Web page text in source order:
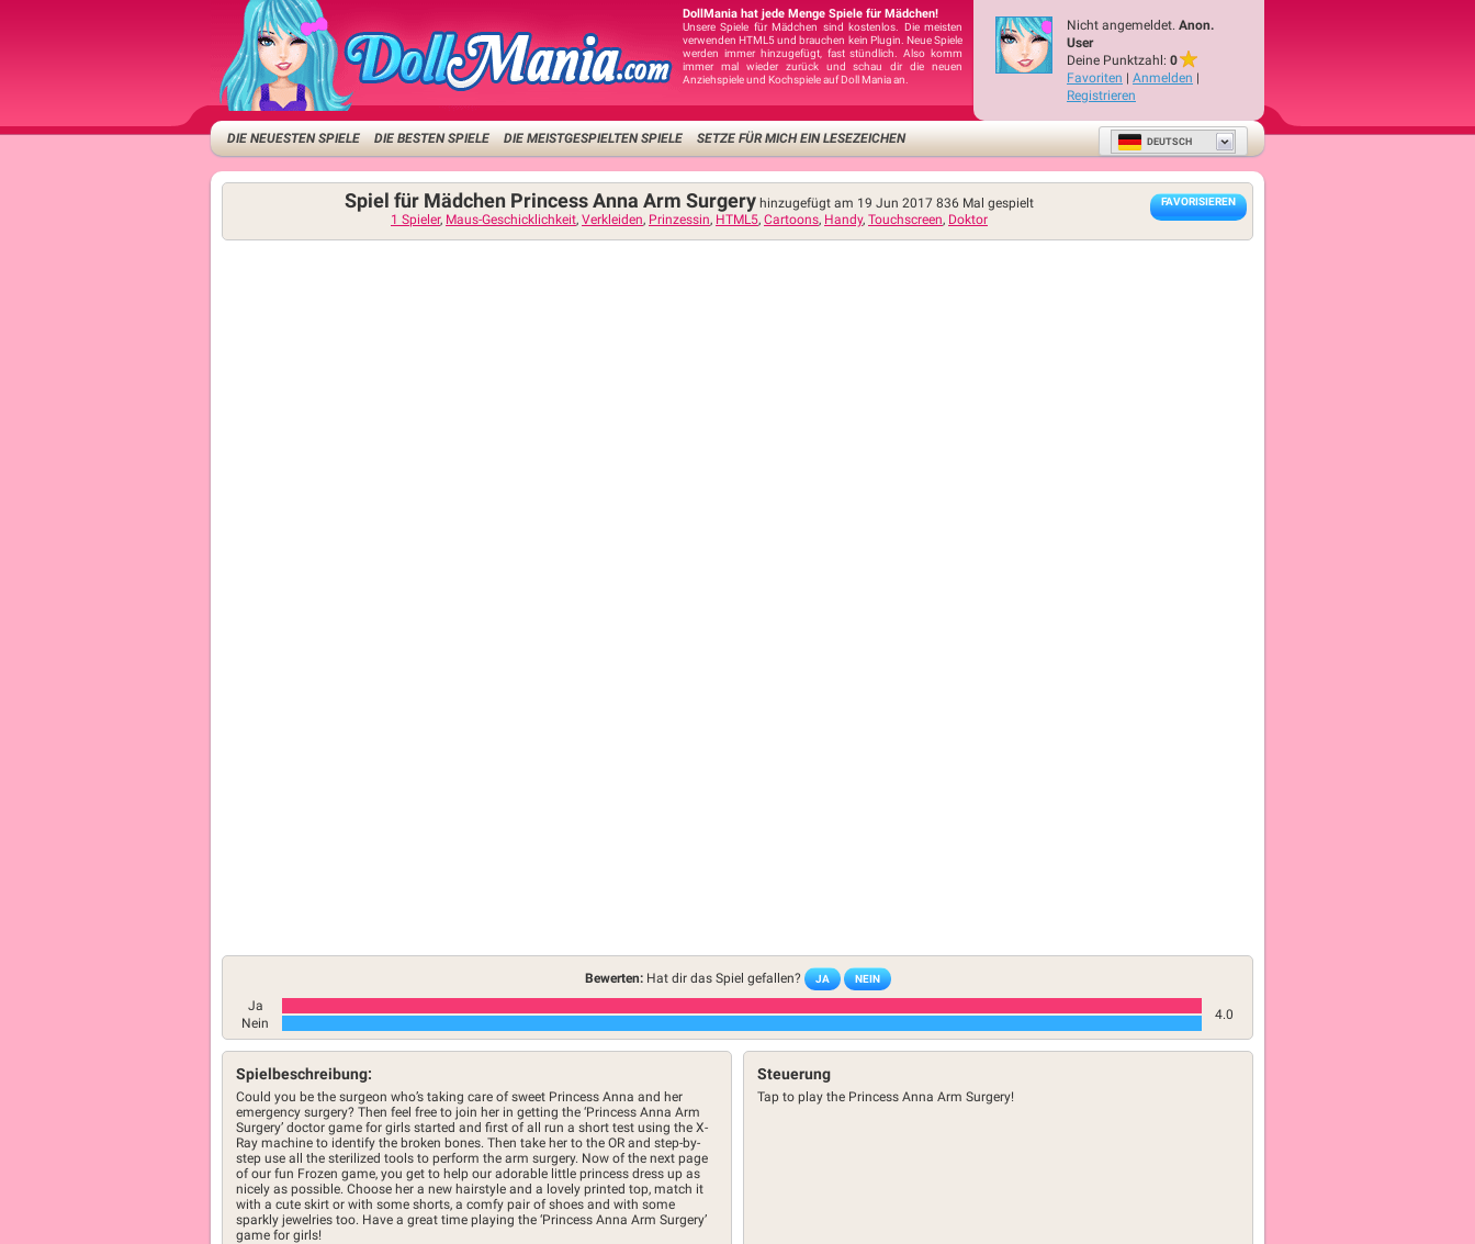
DollMania hat jede Menge Spiele für Mädchen!
Unsere Spiele für Mädchen sind kostenlos. Die meisten
verwenden HTML5 und brauchen kein Plugin. Neue Spiele
werden immer hinzugefügt, fast stündlich. Also komm
immer mal wieder zurück und schau dir die neuen
Anziehspiele und Kochspiele auf Doll Mania an.
Nicht angemeldet. Anon.
User
Deine Punktzahl: 0
Favoriten | Anmelden |
Registrieren
DIE NEUESTEN SPIELE DIE BESTEN SPIELE DIE MEISTGESPIELTEN SPIELE SETZE FÜR MICH EIN LESEZEICHEN DEUTSCH
FAVORISIEREN
Spiel für Mädchen Princess Anna Arm Surgery hinzugefügt am 19 Jun 2017 836 Mal gespielt
1 Spieler, Maus-Geschicklichkeit, Verkleiden, Prinzessin, HTML5, Cartoons, Handy, Touchscreen, Doktor
Bewerten:Hat dir das Spiel gefallen? JA NEIN
Ja
4.0
Nein
Spielbeschreibung:
Could you be the surgeon who’s taking care of sweet Princess Anna and her
emergency surgery? Then feel free to join her in getting the ‘Princess Anna Arm
Surgery’ doctor game for girls started and first of all run a short test using the X-
Ray machine to identify the broken bones. Then take her to the OR and step-by-
step use all the sterilized tools to perform the arm surgery. Now of the next page
of our fun Frozen game, you get to help our adorable little princess dress up as
nicely as possible. Choose her a new hairstyle and a lovely printed top, match it
with a cute skirt or with some shorts, a comfy pair of shoes and with some
sparkly jewelries too. Have a great time playing the ‘Princess Anna Arm Surgery’
game for girls!
Steuerung
Tap to play the Princess Anna Arm Surgery!